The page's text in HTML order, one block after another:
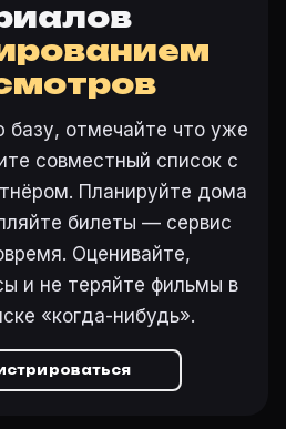
базу, отмечайте что уже
совместный список с
Планируйте дома
билеты — сервис
Оценивайте,
и не теряйте фильмы в
«когда-нибудь».